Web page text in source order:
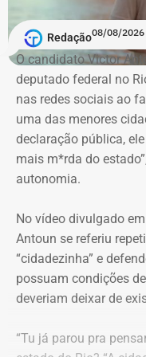
que os dados foram
acompanhamento de
advogados de defesa.
Moraes, porém,
violação da cadeia de
ministro, não existem
concretas” que
também descartou a
comunicações
Além de rejeitar o
ministro do STF votou
investigados na
que se mantenham as
Gonçalves, ex-
Redação08/08/2026
O candidato Victor
deputado federal no
nas redes sociais ao
uma das menores
declaração pública,
mais m*rda do
autonomia.
No vídeo divulgado
Antoun se referiu
“cidadezinha” e
possuam condições
deveriam deixar de
“Tu já parou pra